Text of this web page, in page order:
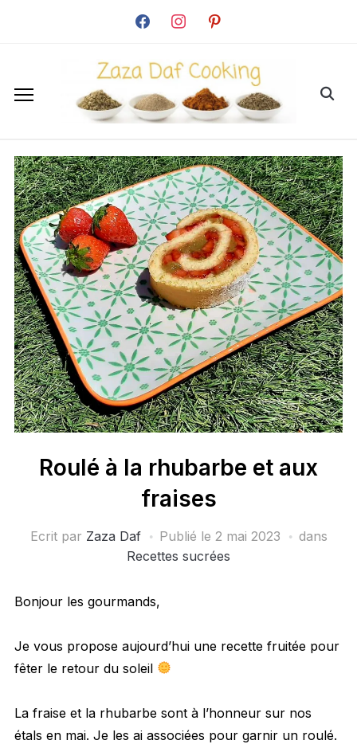
facebook instagrampinterest
Roulé à la rhubarbe et aux
fraises
Ecrit par Zaza Daf Publié le 2 mai 2023
dans
Recettes sucrées
Bonjour les gourmands,
Je vous propose aujourd’hui une recette fruitée pour
fêter le retour du soleil
La fraise et la rhubarbe sont à l’honneur sur nos
étals en mai. Je les ai associées pour garnir un roulé.